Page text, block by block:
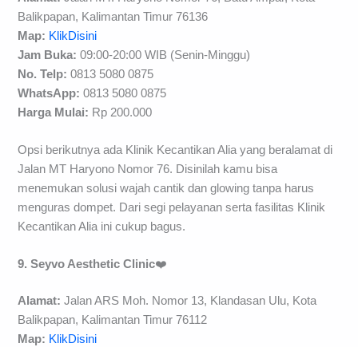
Balikpapan, Kalimantan Timur 76136
Map: KlikDisini
Jam Buka: 09:00-20:00 WIB (Senin-Minggu)
No. Telp: 0813 5080 0875
WhatsApp: 0813 5080 0875
Harga Mulai: Rp 200.000
Opsi berikutnya ada Klinik Kecantikan Alia yang beralamat di
Jalan MT Haryono Nomor 76. Disinilah kamu bisa
menemukan solusi wajah cantik dan glowing tanpa harus
menguras dompet. Dari segi pelayanan serta fasilitas Klinik
Kecantikan Alia ini cukup bagus.
9. Seyvo Aesthetic Clinic❤️
Alamat: Jalan ARS Moh. Nomor 13, Klandasan Ulu, Kota
Balikpapan, Kalimantan Timur 76112
Map: KlikDisini